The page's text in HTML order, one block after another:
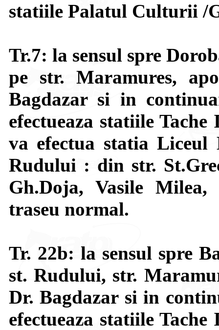
statiile Palatul Culturii /
Tr.7: la sensul spre
pe str. Maramures,
Bagdazar si in
efectueaza statiile
va efectua statia Liceul
Rudului : din str.
Gh.Doja, Vasile
traseu normal.
Tr. 22b: la sensul spre
st. Rudului, str.
Dr. Bagdazar si in
efectueaza statiile